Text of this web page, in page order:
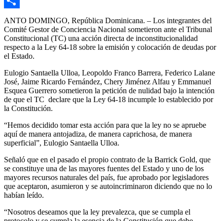
Compartir
ANTO DOMINGO, República Dominicana. – Los integrantes del
Comité Gestor de Conciencia Nacional sometieron ante el Tribunal
Constitucional (TC) una acción directa de inconstitucionalidad
respecto a la Ley 64-18 sobre la emisión y colocación de deudas por
el Estado.
Eulogio Santaella Ulloa, Leopoldo Franco Barrera, Federico Lalane
José, Jaime Ricardo Fernández, Chery Jiménez Alfau y Emmanuel
Esquea Guerrero sometieron la petición de nulidad bajo la intención
de que el TC declare que la Ley 64-18 incumple lo establecido por
la Constitución.
“Hemos decidido tomar esta acción para que la ley no se apruebe
aquí de manera antojadiza, de manera caprichosa, de manera
superficial”, Eulogio Santaella Ulloa.
Señaló que en el pasado el propio contrato de la Barrick Gold, que
se constituye una de las mayores fuentes del Estado y uno de los
mayores recursos naturales del país, fue aprobado por legisladores
que aceptaron, asumieron y se autoincriminaron diciendo que no lo
habían leído.
“Nosotros deseamos que la ley prevalezca, que se cumpla el